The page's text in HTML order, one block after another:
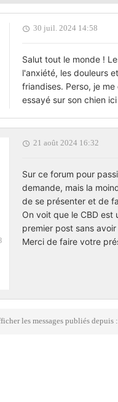
30 juil. 2024 14:58
Salut tout le monde !
l'anxiété, les douleurs
friandises. Perso, je
essayé sur son chien
21 août 2024 16:32
Sur ce forum pour
demande, mais la
de se présenter et de
On voit que le CBD
premier post sans
Merci de faire votre
les messages publiés depuis :